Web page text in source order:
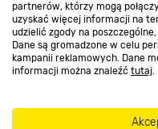
partnerów, którzy mogą
uzyskać więcej informacji na
udzielić zgody na
Dane są gromadzone w celu
kampanii reklamowych. Dane
informacji można znaleźć tutaj.
Dołącz do nas